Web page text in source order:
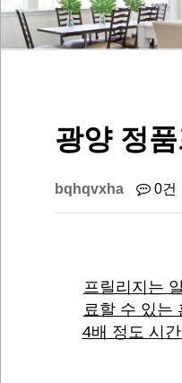
광양 정
bqhqvxha 0건
프릴리지는
료할 수 있는
4배 정도 시